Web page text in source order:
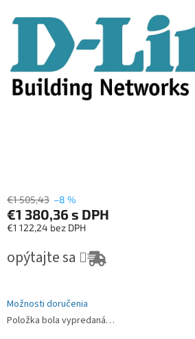
€1 505,43 –8 %
€1 380,36 s DPH
€1 122,24 bez DPH
opýtajte sa
Možnosti doručenia
Položka bola vypredaná…